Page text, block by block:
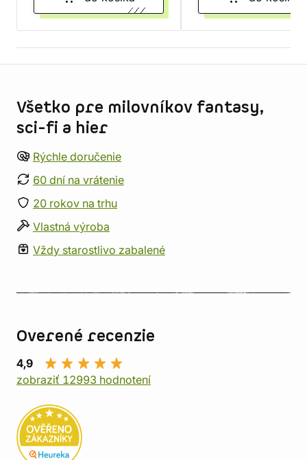
Všetko pre milovníkov fantasy,
sci-fi a hier
Rýchle doručenie
60 dní na vrátenie
20 rokov na trhu
Vlastná výroba
Vždy starostlivo zabalené
Overené recenzie
4,9
zobraziť 12993 hodnotení